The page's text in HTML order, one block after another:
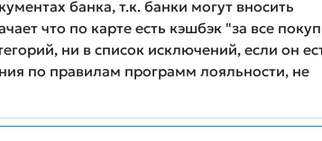
банка, т.к. банки могут вносить
что по карте есть кэшбэк "за все
ни в список исключений, если он
по правилам программ лояльности, не